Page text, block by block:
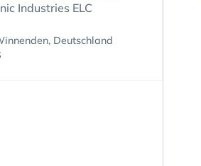
Industries ELC
Deutschland